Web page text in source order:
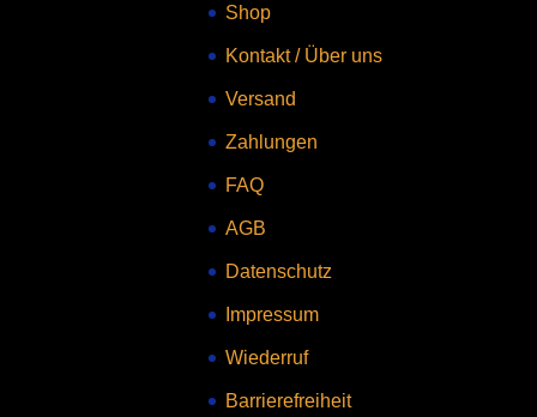
Shop
Kontakt/ Über uns
Versand
Zahlungen
FAQ
AGB
Datenschutz
Impressum
Wiederruf
Barrierefreiheit